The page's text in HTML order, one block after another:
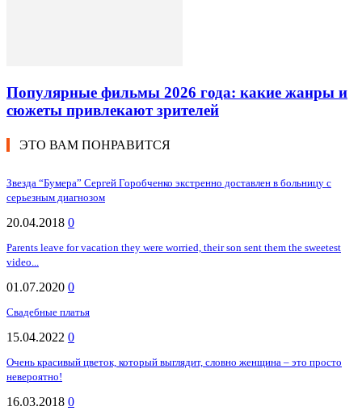
Популярные фильмы 2026 года: какие жанры и
сюжеты привлекают зрителей
ЭТО ВАМ ПОНРАВИТСЯ
Звезда “Бумера” Сергей Горобченко экстренно доставлен в больницу с
серьезным диагнозом
20.04.2018 0
Parents leave for vacation they were worried, their son sent them the sweetest
video...
01.07.2020 0
Свадебные платья
15.04.2022 0
Очень красивый цветок, который выглядит, словно женщина – это просто
невероятно!
16.03.2018 0